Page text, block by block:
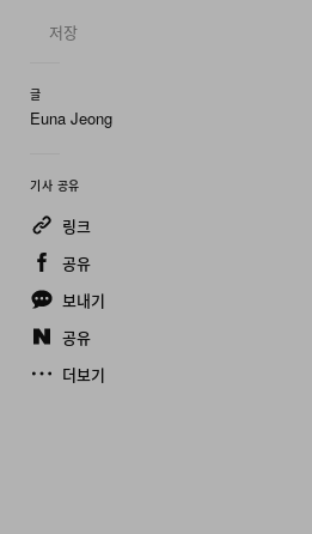
저장
글
Euna Jeong
기사 공유
링크
공유
보내기
공유
더보기